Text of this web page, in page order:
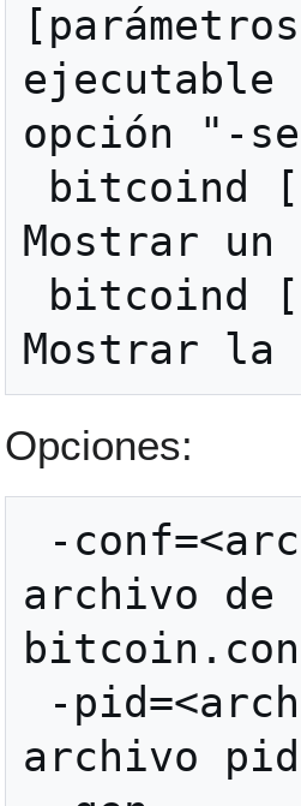
opción "-
Mostrar un
Opciones:
archivo
archivo